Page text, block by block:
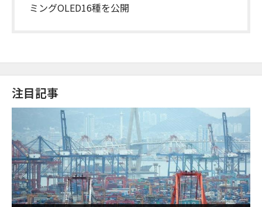
ミングOLED16種を公開
注目記事